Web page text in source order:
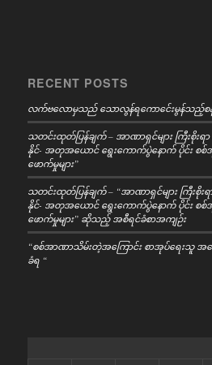
RECENT POSTS
လက်ဗလောမှသည် သောလွန်ရကောင်ေးမွန်သည့်
သတင်းထုတ်ပြန်ချက် – အာဏာရှင်များ ကြီးစိုး
နိုင်- အတုအယောင် ရွေးကောက်ပွဲနောက် ပိုင်း စ
ဖောက်မှုများ”
သတင်းထုတ်ပြန်ချက် – “အာဏာရှင်များ ကြီးစို
နိုင်- အတုအယောင် ရွေးကောက်ပွဲနောက် ပိုင်း စ
ဖောက်မှုများ” ဆိုသည့် အစီရင်ခံစာအကျဉ်း
“စစ်အာဏာသိမ်းတဲ့အကြောင်း စာအုပ်ရေးသူ အ
ခံရ “